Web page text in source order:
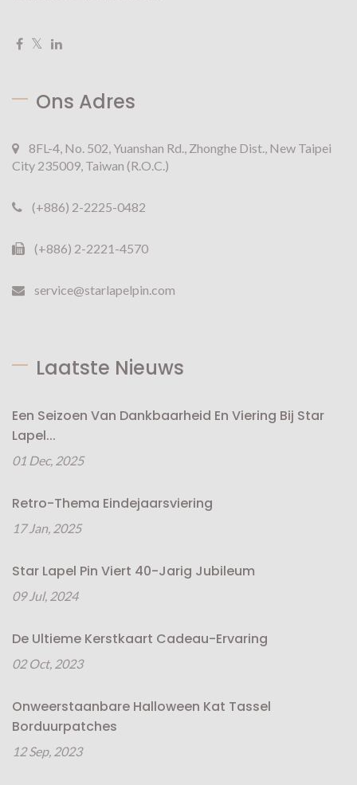
Ons Adres
8FL-4, No. 502, Yuanshan Rd., Zhonghe Dist., New Taipei
City 235009, Taiwan (R.O.C.)
(+886) 2-2225-0482
(+886) 2-2221-4570
service@starlapelpin.com
Laatste Nieuws
Een Seizoen Van Dankbaarheid En Viering Bij Star
Lapel...
01 Dec, 2025
Retro-Thema Eindejaarsviering
17 Jan, 2025
Star Lapel Pin Viert 40-Jarig Jubileum
09 Jul, 2024
De Ultieme Kerstkaart Cadeau-Ervaring
02 Oct, 2023
Onweerstaanbare Halloween Kat Tassel
Borduurpatches
12 Sep, 2023